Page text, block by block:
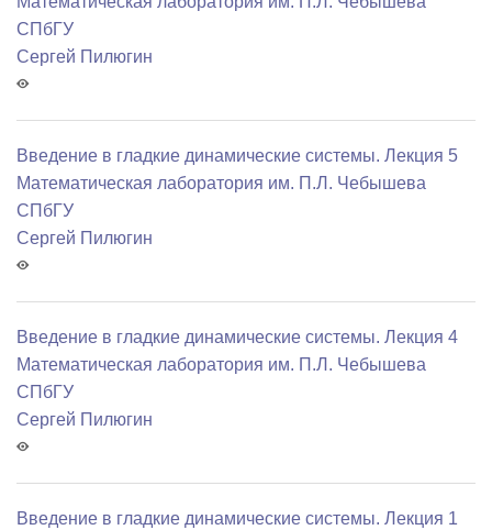
СПбГУ
Сергей Пилюгин
Введение в гладкие динамические системы. Лекция 5
Математичеcкая лаборатория им. П.Л. Чебышева
СПбГУ
Сергей Пилюгин
Введение в гладкие динамические системы. Лекция 4
Математичеcкая лаборатория им. П.Л. Чебышева
СПбГУ
Сергей Пилюгин
Введение в гладкие динамические системы. Лекция 1